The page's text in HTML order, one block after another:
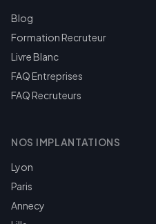
Blog
Formation Recruteur
Livre Blanc
FAQ Entreprises
FAQ Recruteurs
NOS IMPLANTATIONS
Lyon
Paris
Annecy